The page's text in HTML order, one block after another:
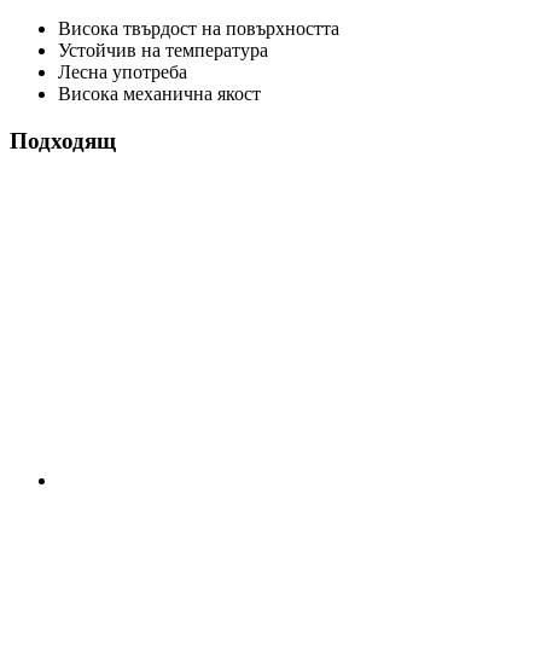
Висока твърдост на повърхността
Устойчив на температура
Лесна употреба
Висока механична якост
Подходящ